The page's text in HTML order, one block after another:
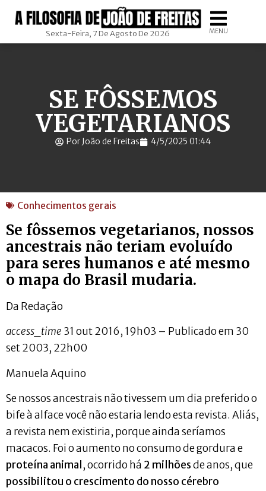
Sexta-Feira, 7 De Agosto De 2026 MENU
SE FÔSSEMOS
VEGETARIANOS
Por João de Freitas 4/5/2025 01:44
Conhecimentos gerais
Se fôssemos vegetarianos, nossos
ancestrais não teriam evoluído
para seres humanos e até mesmo
o mapa do Brasil mudaria.
Da Redação
access_time 31 out 2016, 19h03 – Publicado em 30
set 2003, 22h00
Manuela Aquino
Se nossos ancestrais não tivessem um dia preferido o
bife à alface você não estaria lendo esta revista. Aliás,
a revista nem existiria, porque ainda seríamos
macacos. Foi o aumento no consumo de gordura e
proteína animal , ocorrido há 2 milhõesde anos, que
possibilitou o crescimento do nosso cérebro